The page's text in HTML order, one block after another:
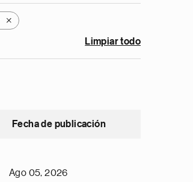
X
Limpiar todo
Fecha de publicación
Ago 05, 2026